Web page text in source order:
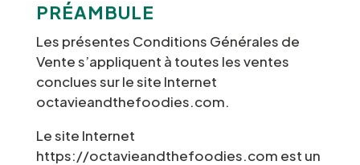
PRÉAMBULE
Les présentes Conditions Générales de
Vente s’appliquent à toutes les ventes
conclues sur le site Internet
octavieandthefoodies.com.
Le site Internet
https://octavieandthefoodies.com est un